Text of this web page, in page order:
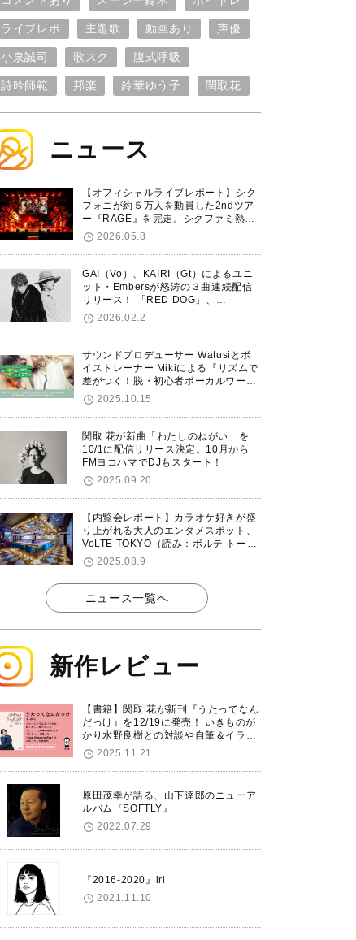
ライブレポ 主題歌 動画あり 声優
小泉誠司 歌スク 腹式呼吸
詩吟師範 邦楽 鈴華ゆう子 関取花
ニュース
【オフィシャルライブレポート】シク
フォニが約５万人を動員した2ndツア
ー『RAGE』を完走。シクファミ熱狂
のKアリーナ横浜ファイナル公演の模
様をお届け！
2026.05.8
GAI（Vo）、KAIRI（Gt）によるユニ
ット・Embersが怒涛の３曲連続配信
リリース！ 「RED DOG」、
「Untitled Hero」に続き、5thシング
ル「De-Marionette」のリリースを発
表！
2026.02.2
サウンドプロデューサー Watusiとボ
イストレーナー Mikiによる『リズムで
差がつく！脱・初心者ボーカルワーク
ショップ』が12/7に渋谷で開催！
2025.10.15
関取 花が新曲「わたしのねがい」を
10/1に配信リリース決定。10月から
FMヨコハマでDJもスタート！
2025.09.20
【内覧会レポート】カラオケ好きが盛
り上がれる大人のエンタメスポット、
VoLTE TOKYO（読み：ボルテ トーキ
ョー）が東京・品川に8/8グランドオ
ープン！
2025.08.9
ニュース一覧へ
新作レビュー
【書籍】関取 花が新刊『うたってなん
だっけ』を12/19に発売！ いきものが
かり水野良樹との対談や自筆＆イラス
トで綴る自分史も掲載。さらに自身の
誕生日12/18に渋谷で出版記念イベン
トを開催！
2025.11.21
原田茂幸が語る、山下達郎のニューア
ルバム『SOFTLY』
2022.07.29
『2016-2020』iri
2021.11.10